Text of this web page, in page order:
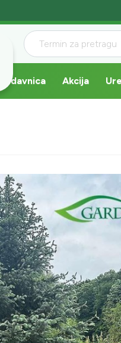
Prodavnica Akcija